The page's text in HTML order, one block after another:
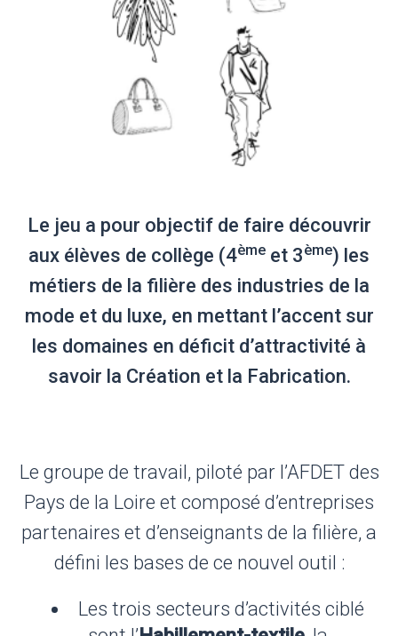
Le jeu a pour objectif de faire découvrir
aux élèves de collège (4ème et 3ème) les
métiers de la filière des industries de la
mode et du luxe, en mettant l’accent sur
les domaines en déficit d’attractivité à
savoir la Création et la Fabrication.
Le groupe de travail, piloté par l’AFDET des
Pays de la Loire et composé d’entreprises
partenaires et d’enseignants de la filière, a
défini les bases de ce nouvel outil :
Les trois secteurs d’activités ciblé